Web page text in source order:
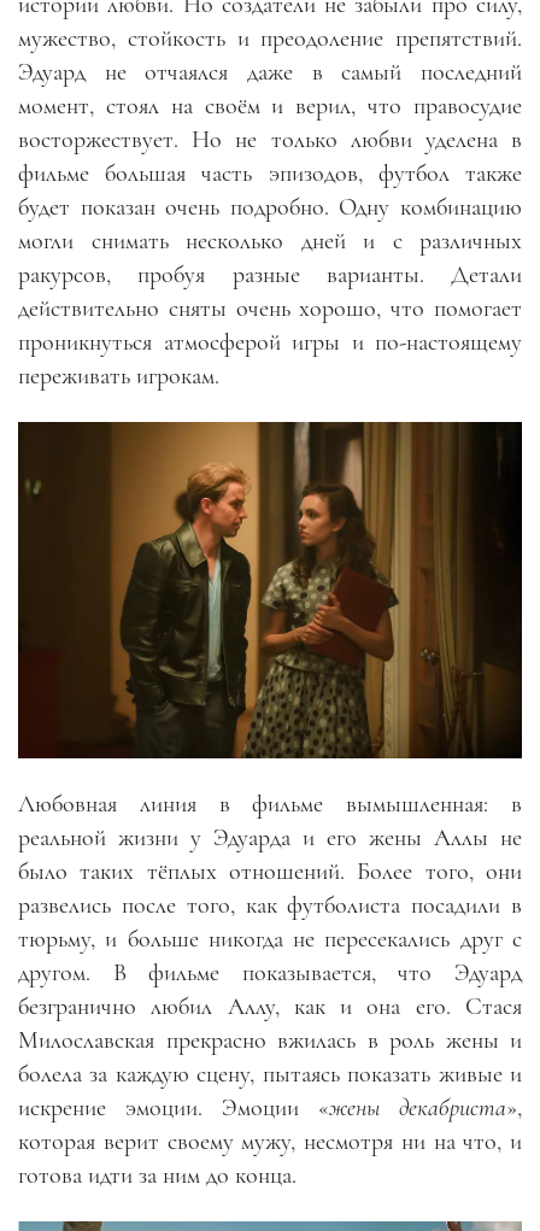
мужество, стойкость и преодоление препятствий.
Эдуард не отчаялся даже в самый последний
момент, стоял на своём и верил, что правосудие
восторжествует. Но не только любви уделена в
фильме большая часть эпизодов, футбол также
будет показан очень подробно. Одну комбинацию
могли снимать несколько дней и с различных
ракурсов, пробуя разные варианты. Детали
действительно сняты очень хорошо, что помогает
проникнуться атмосферой игры и по-настоящему
переживать игрокам.
Любовная линия в фильме вымышленная: в
реальной жизни у Эдуарда и его жены Аллы не
было таких тёплых отношений. Более того, они
развелись после того, как футболиста посадили в
тюрьму, и больше никогда не пересекались друг с
другом. В фильме показывается, что Эдуард
безгранично любил Аллу, как и она его. Стася
Милославская прекрасно вжилась в роль жены и
болела за каждую сцену, пытаясь показать живые и
искрение эмоции. Эмоции «жены декабриста»,
которая верит своему мужу, несмотря ни на что, и
готова идти за ним до конца.